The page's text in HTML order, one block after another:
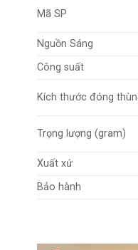
Mã SP
Nguồn Sáng
Công suất
Kích thước đóng
Trọng lượng (gram)
Xuất xứ
Bảo hành